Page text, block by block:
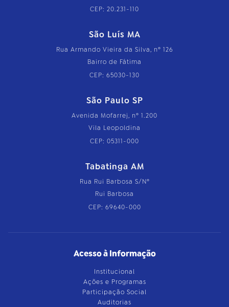
CEP: 20.231-110
São Luís MA
Rua Armando Vieira da Silva, nº 126
Bairro de Fátima
CEP: 65030-130
São Paulo SP
Avenida Mofarrej, nº 1.200
Vila Leopoldina
CEP: 05311-000
Tabatinga AM
Rua Rui Barbosa S/Nº
Rui Barbosa
CEP: 69640-000
Acesso à Informação
Institucional
Ações e Programas
Participação Social
Auditorias